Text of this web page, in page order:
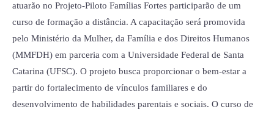
atuarão no Projeto-Piloto Famílias Fortes participarão de um
curso de formação a distância. A capacitação será promovida
pelo Ministério da Mulher, da Família e dos Direitos Humanos
(MMFDH) em parceria com a Universidade Federal de Santa
Catarina (UFSC). O projeto busca proporcionar o bem-estar a
partir do fortalecimento de vínculos familiares e do
desenvolvimento de habilidades parentais e sociais. O curso de